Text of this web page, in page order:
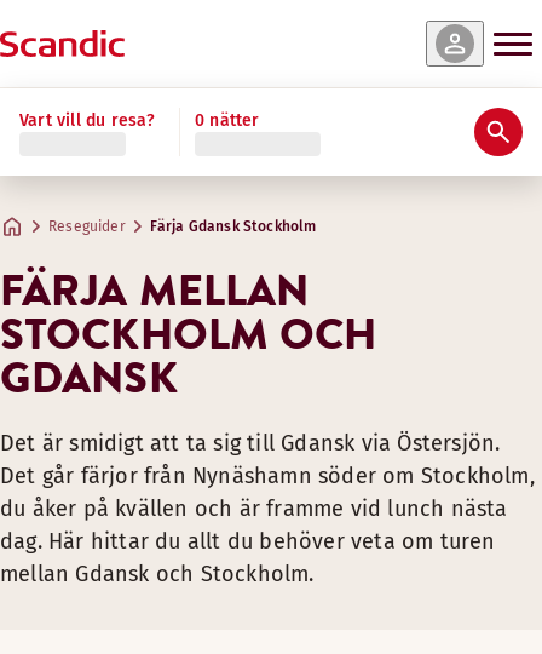
Vart vill du resa? 0 nätter
Reseguider Färja Gdansk Stockholm
FÄRJA MELLAN
STOCKHOLM OCH
GDANSK
Det är smidigt att ta sig till Gdansk via Östersjön.
Det går färjor från Nynäshamn söder om Stockholm,
du åker på kvällen och är framme vid lunch nästa
dag. Här hittar du allt du behöver veta om turen
mellan Gdansk och Stockholm.